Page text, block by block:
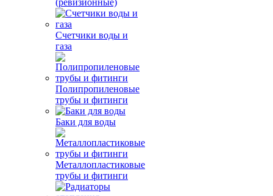
(ревизионные)
Счетчики воды и
газа
Полипропиленовые
трубы и фитинги
Баки для воды
Металлопластиковые
трубы и фитинги